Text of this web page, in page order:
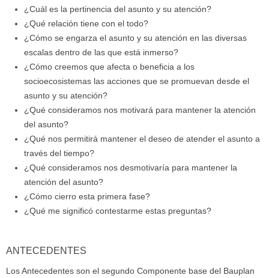
¿Cuál es la pertinencia del asunto y su atención?
¿Qué relación tiene con el todo?
¿Cómo se engarza el asunto y su atención en las diversas
escalas dentro de las que está inmerso?
¿Cómo creemos que afecta o beneficia a los
socioecosistemas las acciones que se promuevan desde el
asunto y su atención?
¿Qué consideramos nos motivará para mantener la atención
del asunto?
¿Qué nos permitirá mantener el deseo de atender el asunto a
través del tiempo?
¿Qué consideramos nos desmotivaría para mantener la
atención del asunto?
¿Cómo cierro esta primera fase?
¿Qué me significó contestarme estas preguntas?
ANTECEDENTES
Los Antecedentes son el segundo Componente base del Bauplan